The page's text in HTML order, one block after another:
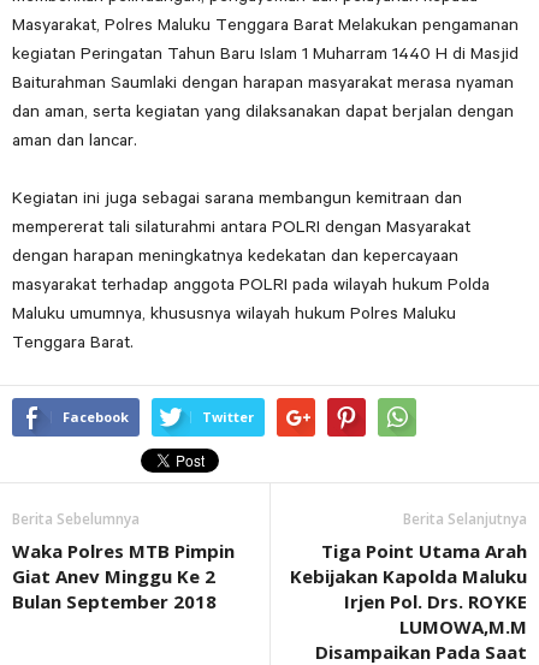
Masyarakat, Polres Maluku Tenggara Barat Melakukan pengamanan
kegiatan Peringatan Tahun Baru Islam 1 Muharram 1440 H di Masjid
Baiturahman Saumlaki dengan harapan masyarakat merasa nyaman
dan aman, serta kegiatan yang dilaksanakan dapat berjalan dengan
aman dan lancar.
Kegiatan ini juga sebagai sarana membangun kemitraan dan
mempererat tali silaturahmi antara POLRI dengan Masyarakat
dengan harapan meningkatnya kedekatan dan kepercayaan
masyarakat terhadap anggota POLRI pada wilayah hukum Polda
Maluku umumnya, khususnya wilayah hukum Polres Maluku
Tenggara Barat.
Facebook Twitter
Berita Sebelumnya
Waka Polres MTB Pimpin
Giat Anev Minggu Ke 2
Bulan September 2018
Berita Selanjutnya
Tiga Point Utama Arah
Kebijakan Kapolda Maluku
Irjen Pol. Drs. ROYKE
LUMOWA,M.M
Disampaikan Pada Saat